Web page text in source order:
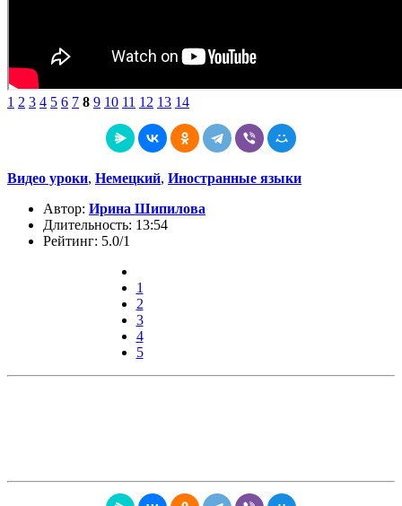
1 2 3 4 5 6 7 8 9 10 11 12 13 14
Видео уроки, Немецкий, Иностранные языки
Автор: Ирина Шипилова
Длительность: 13:54
Рейтинг: 5.0/1
1
2
3
4
5